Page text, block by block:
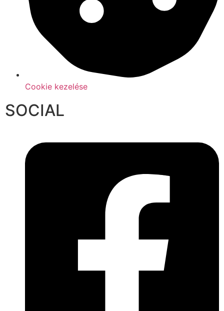
Cookie kezelése
SOCIAL